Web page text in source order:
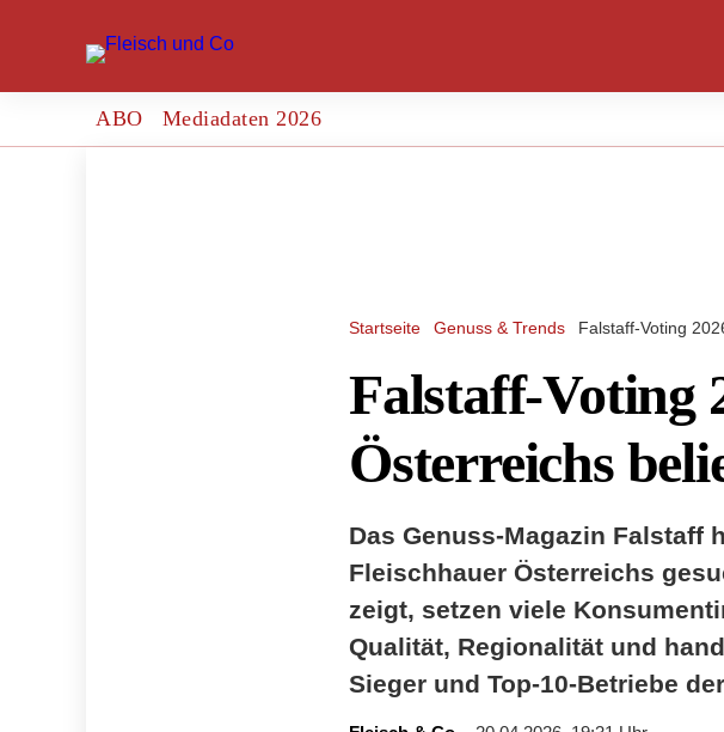
ABO Mediadaten 2026
Startseite Genuss & Trends Falstaff-Voting
Falstaff-Voting
Österreichs
Das Genuss-Magazin Falstaff
Fleischhauer Österreichs
zeigt, setzen viele
Qualität, Regionalität und
Sieger und Top-10-Betriebe